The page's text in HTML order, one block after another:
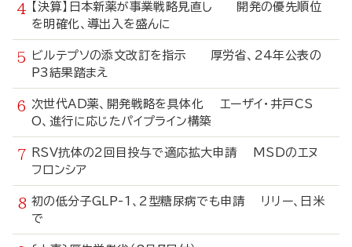
【決算】日本新薬が事業戦略見直し 開発の優先順位
を明確化、導出入を盛んに
ビルテプソの添文改訂を指示 厚労省、24年公表の
P3結果踏まえ
次世代AD薬、開発戦略を具体化 エーザイ・井戸CS
O、進行に応じたパイプライン構築
RSV抗体の2回目投与で適応拡大申請 MSDのエヌ
フロンシア
初の低分子GLP-1、2型糖尿病でも申請 リリー、日米
で